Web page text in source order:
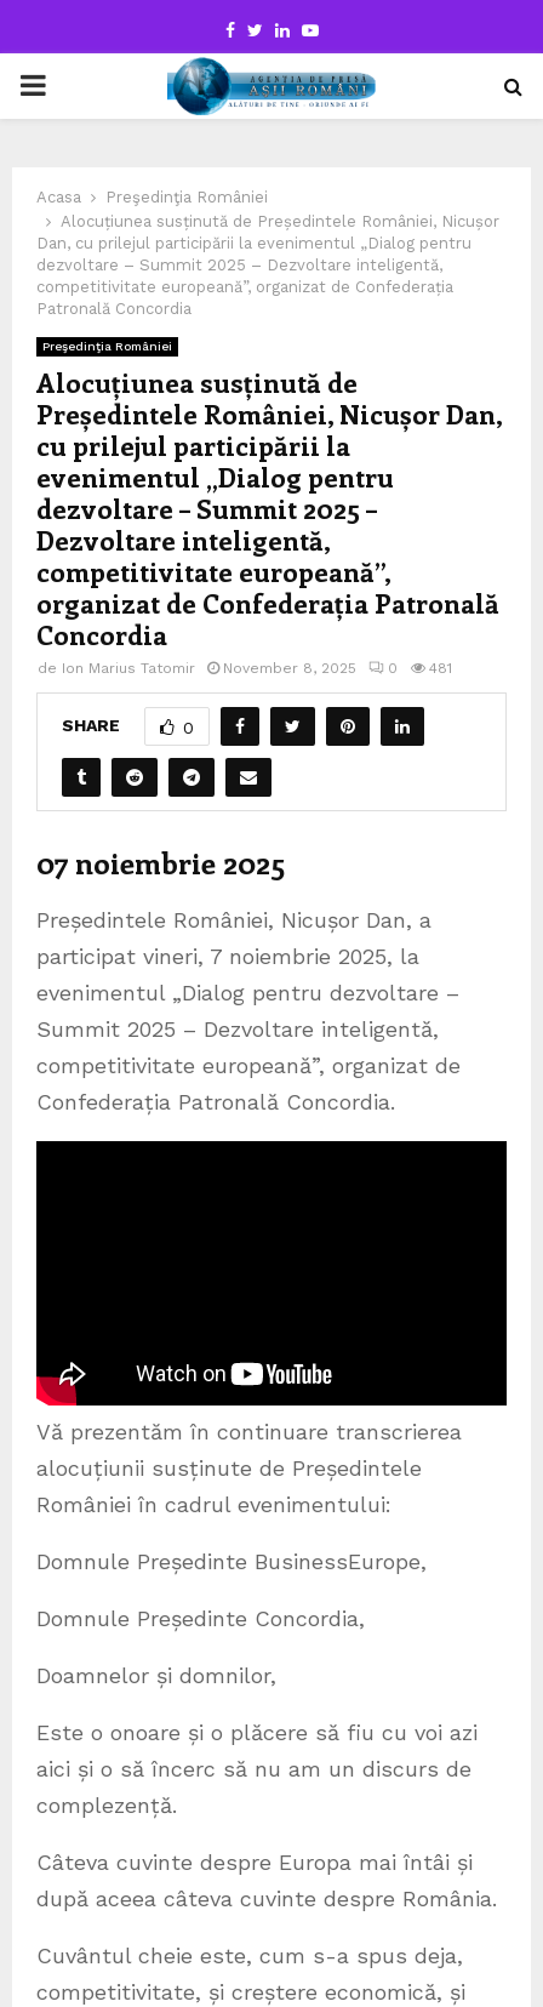
Facebook
TwitterLinkedinYoutube
PRIMARY
Acasa
Preşedinţia României
Alocuțiunea susținută de Președintele României, Nicușor
Dan, cu prilejul participării la evenimentul „Dialog pentru
dezvoltare – Summit 2025 – Dezvoltare inteligentă,
competitivitate europeană”, organizat de Confederația
Patronală Concordia
Preşedinţia României
Alocuțiunea susținută de
Președintele României, Nicușor Dan,
cu prilejul participării la
evenimentul „Dialog pentru
dezvoltare – Summit 2025 –
Dezvoltare inteligentă,
competitivitate europeană”,
organizat de Confederația Patronală
Concordia
de Ion Marius Tatomir November 8, 2025 0 481
SHARE 0
07 noiembrie 2025
Președintele României, Nicușor Dan, a
participat vineri, 7 noiembrie 2025, la
evenimentul „Dialog pentru dezvoltare –
Summit 2025 – Dezvoltare inteligentă,
competitivitate europeană”, organizat de
Confederația Patronală Concordia.
Vă prezentăm în continuare transcrierea
alocuțiunii susținute de Președintele
României în cadrul evenimentului:
Domnule Președinte BusinessEurope,
Domnule Președinte Concordia,
Doamnelor și domnilor,
Este o onoare și o plăcere să fiu cu voi azi
aici și o să încerc să nu am un discurs de
complezență.
Câteva cuvinte despre Europa mai întâi și
după aceea câteva cuvinte despre România.
Cuvântul cheie este, cum s-a spus deja,
competitivitate, și creștere economică, și